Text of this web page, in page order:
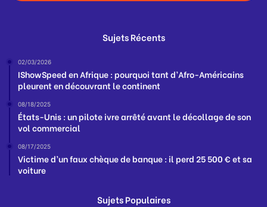
Sujets Récents
02/03/2026
IShowSpeed en Afrique : pourquoi tant d’Afro-Américains
pleurent en découvrant le continent
08/18/2025
États-Unis : un pilote ivre arrêté avant le décollage de son
vol commercial
08/17/2025
Victime d’un faux chèque de banque : il perd 25 500 € et sa
voiture
Sujets Populaires